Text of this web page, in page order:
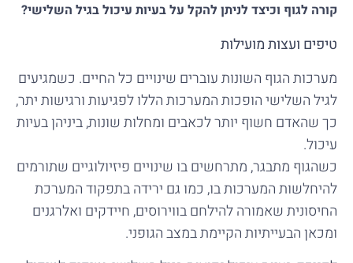
קורה לגוף וכיצד לניתן להקל על בעיות עיכול בגיל השלישי?
טיפים ועצות מועילות
מערכות הגוף השונות עוברים שינויים כל החיים. כשמגיעים
לגיל השלישי הופכות המערכות הללו לפגיעות ורגישות יתר,
כך שהאדם חשוף יותר לכאבים ומחלות שונות, ביניהן בעיות
עיכול.
כשהגוף מתבגר, מתרחשים בו שינויים פיזיולוגיים שתורמים
להיחלשות המערכות בו, כמו גם ירידה בתפקוד המערכת
החיסונית שאמורה להילחם בווירוסים, חיידקים ואלרגנים
ומכאן הבעייתיות הקיימת במצב הגופני.